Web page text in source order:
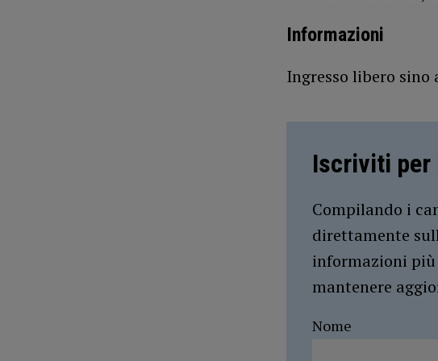
Informazioni
Ingresso libero sino
Iscriviti per
Compilando i
direttamente
informazioni
mantenere
Nome